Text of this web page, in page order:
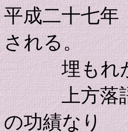
平成二十七
される。
埋もれかけ
上方落語の
の功績なり